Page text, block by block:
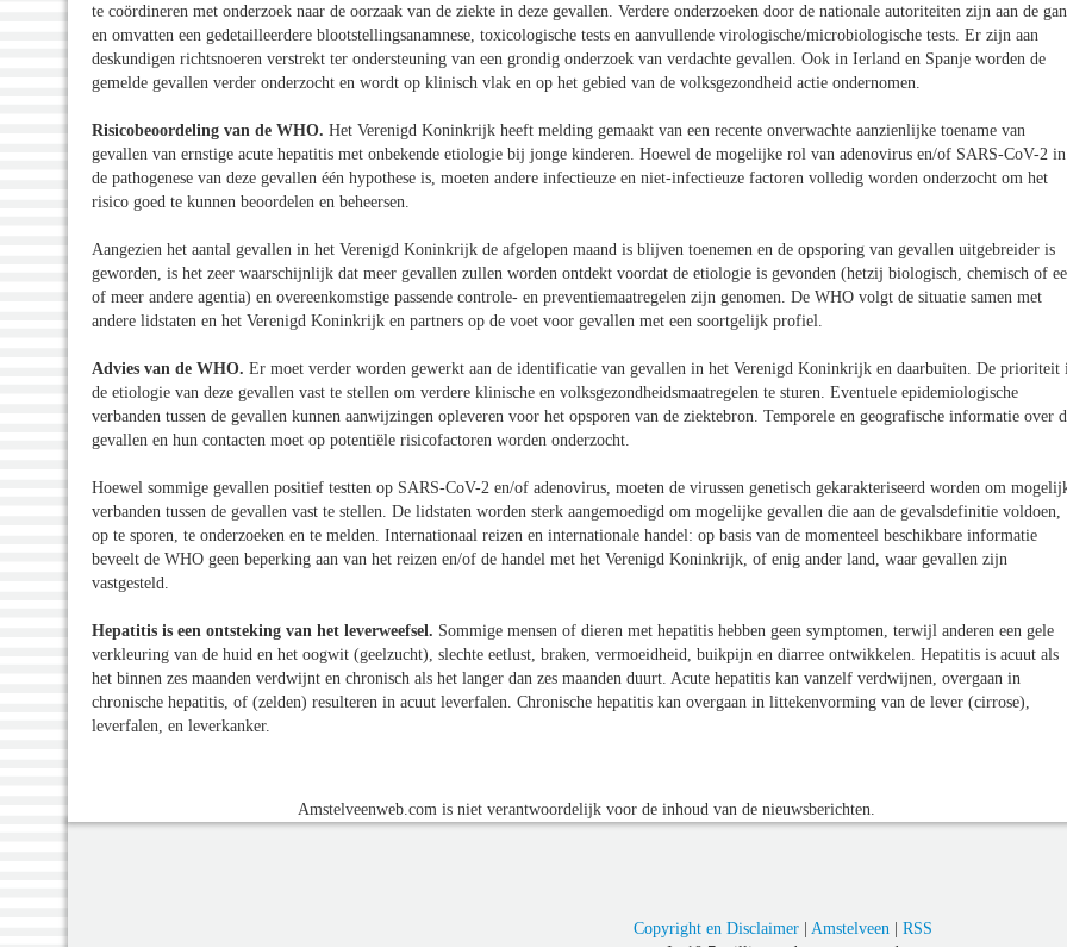
te coördineren met onderzoek naar de oorzaak van de ziekte in deze gevallen. Verdere onderzoeken door de nationale autoriteiten zijn aan de
en omvatten een gedetailleerdere blootstellingsanamnese, toxicologische tests en aanvullende virologische/microbiologische tests. Er zijn aan
deskundigen richtsnoeren verstrekt ter ondersteuning van een grondig onderzoek van verdachte gevallen. Ook in Ierland en Spanje worden de
gemelde gevallen verder onderzocht en wordt op klinisch vlak en op het gebied van de volksgezondheid actie ondernomen.
Risicobeoordeling van de WHO. Het Verenigd Koninkrijk heeft melding gemaakt van een recente onverwachte aanzienlijke toename van
gevallen van ernstige acute hepatitis met onbekende etiologie bij jonge kinderen. Hoewel de mogelijke rol van adenovirus en/of SARS-CoV-2 in
de pathogenese van deze gevallen één hypothese is, moeten andere infectieuze en niet-infectieuze factoren volledig worden onderzocht om het
risico goed te kunnen beoordelen en beheersen.
Aangezien het aantal gevallen in het Verenigd Koninkrijk de afgelopen maand is blijven toenemen en de opsporing van gevallen uitgebreider is
geworden, is het zeer waarschijnlijk dat meer gevallen zullen worden ontdekt voordat de etiologie is gevonden (hetzij biologisch, chemisch of
of meer andere agentia) en overeenkomstige passende controle- en preventiemaatregelen zijn genomen. De WHO volgt de situatie samen met
andere lidstaten en het Verenigd Koninkrijk en partners op de voet voor gevallen met een soortgelijk profiel.
Advies van de WHO. Er moet verder worden gewerkt aan de identificatie van gevallen in het Verenigd Koninkrijk en daarbuiten. De prioriteit
de etiologie van deze gevallen vast te stellen om verdere klinische en volksgezondheidsmaatregelen te sturen. Eventuele epidemiologische
verbanden tussen de gevallen kunnen aanwijzingen opleveren voor het opsporen van de ziektebron. Temporele en geografische informatie over
gevallen en hun contacten moet op potentiële risicofactoren worden onderzocht.
Hoewel sommige gevallen positief testten op SARS-CoV-2 en/of adenovirus, moeten de virussen genetisch gekarakteriseerd worden om
verbanden tussen de gevallen vast te stellen. De lidstaten worden sterk aangemoedigd om mogelijke gevallen die aan de gevalsdefinitie voldoen,
op te sporen, te onderzoeken en te melden. Internationaal reizen en internationale handel: op basis van de momenteel beschikbare informatie
beveelt de WHO geen beperking aan van het reizen en/of de handel met het Verenigd Koninkrijk, of enig ander land, waar gevallen zijn
vastgesteld.
Hepatitis is een ontsteking van het leverweefsel. Sommige mensen of dieren met hepatitis hebben geen symptomen, terwijl anderen een gele
verkleuring van de huid en het oogwit (geelzucht), slechte eetlust, braken, vermoeidheid, buikpijn en diarree ontwikkelen. Hepatitis is acuut als
het binnen zes maanden verdwijnt en chronisch als het langer dan zes maanden duurt. Acute hepatitis kan vanzelf verdwijnen, overgaan in
chronische hepatitis, of (zelden) resulteren in acuut leverfalen. Chronische hepatitis kan overgaan in littekenvorming van de lever (cirrose),
leverfalen, en leverkanker.
Amstelveenweb.com is niet verantwoordelijk voor de inhoud van de nieuwsberichten.
Copyright en Disclaimer| Amstelveen | RSS